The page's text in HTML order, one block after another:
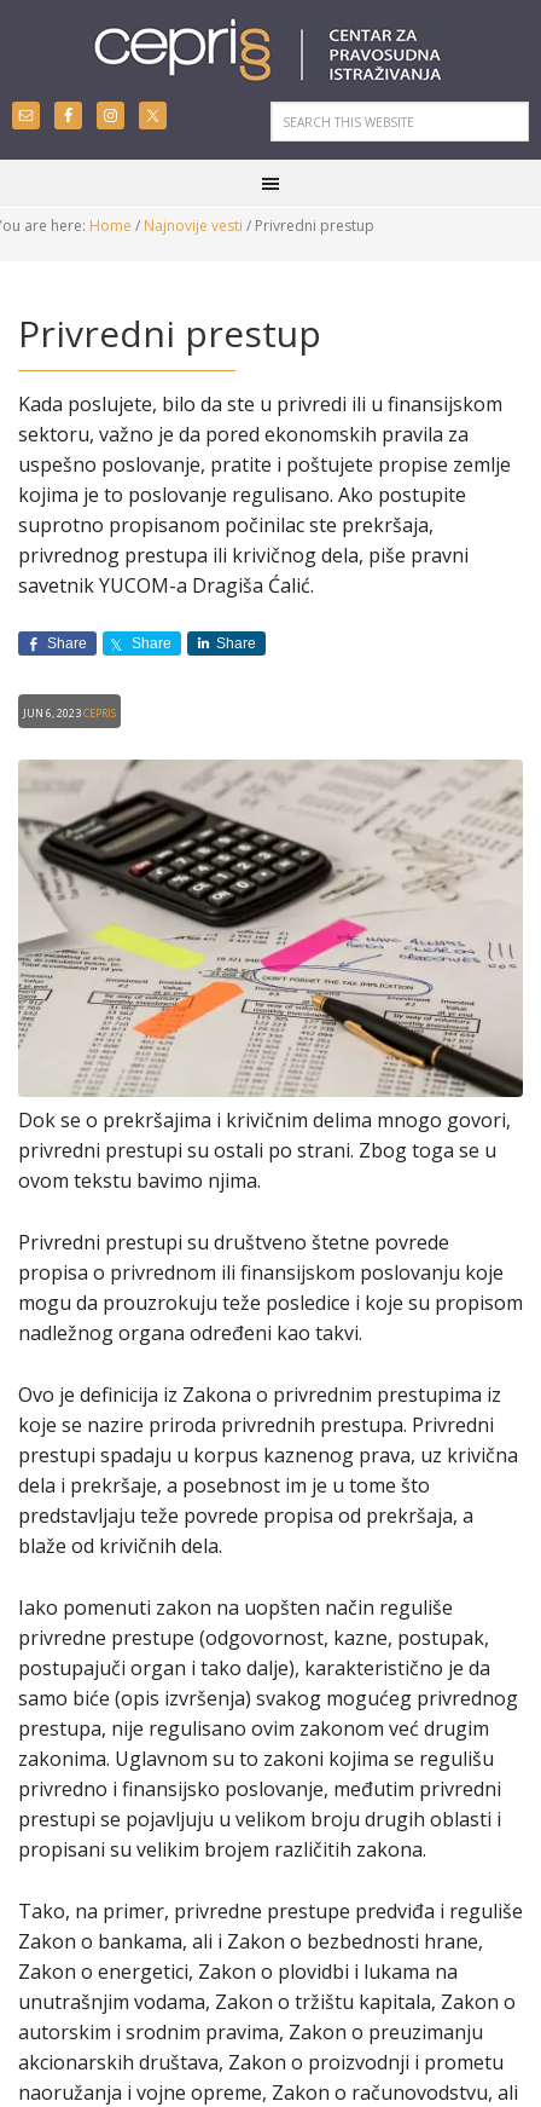
are here: Home / Najnovije vesti / Privredni prestup
Privredni prestup
Kada poslujete, bilo da ste u privredi ili u finansijskom
sektoru, važno je da pored ekonomskih pravila za
uspešno poslovanje, pratite i poštujete propise zemlje
kojima je to poslovanje regulisano. Ako postupite
suprotno propisanom počinilac ste prekršaja,
privrednog prestupa ili krivičnog dela, piše pravni
savetnik YUCOM-a Dragiša Ćalić.
Share Share Share
Jun 6, 2023CEPRIS
Dok se o prekršajima i krivičnim delima mnogo govori,
privredni prestupi su ostali po strani. Zbog toga se u
ovom tekstu bavimo njima.
Privredni prestupi su društveno štetne povrede
propisa o privrednom ili finansijskom poslovanju koje
mogu da prouzrokuju teže posledice i koje su propisom
nadležnog organa određeni kao takvi.
Ovo je definicija iz Zakona o privrednim prestupima iz
koje se nazire priroda privrednih prestupa. Privredni
prestupi spadaju u korpus kaznenog prava, uz krivična
dela i prekršaje, a posebnost im je u tome što
predstavljaju teže povrede propisa od prekršaja, a
blaže od krivičnih dela.
Iako pomenuti zakon na uopšten način reguliše
privredne prestupe (odgovornost, kazne, postupak,
postupajuči organ i tako dalje), karakteristično je da
samo biće (opis izvršenja) svakog mogućeg privrednog
prestupa, nije regulisano ovim zakonom već drugim
zakonima. Uglavnom su to zakoni kojima se regulišu
privredno i finansijsko poslovanje, međutim privredni
prestupi se pojavljuju u velikom broju drugih oblasti i
propisani su velikim brojem različitih zakona.
Tako, na primer, privredne prestupe predviđa i reguliše
Zakon o bankama, ali i Zakon o bezbednosti hrane,
Zakon o energetici, Zakon o plovidbi i lukama na
unutrašnjim vodama, Zakon o tržištu kapitala, Zakon o
autorskim i srodnim pravima, Zakon o preuzimanju
akcionarskih društava, Zakon o proizvodnji i prometu
naoružanja i vojne opreme, Zakon o računovodstvu, ali